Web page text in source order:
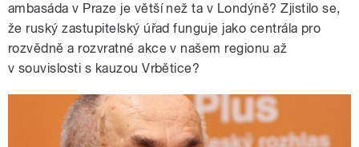
ambasáda v Praze je větší než ta v Londýně? Zjistilo se,
že ruský zastupitelský úřad funguje jako centrála pro
rozvědně a rozvratné akce v našem regionu až
v souvislosti s kauzou Vrbětice?